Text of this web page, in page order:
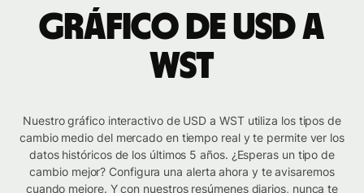
Gráfico de USD a
WST
Nuestro gráfico interactivo de USD a WST utiliza los tipos de
cambio medio del mercado en tiempo real y te permite ver los
datos históricos de los últimos 5 años. ¿Esperas un tipo de
cambio mejor? Configura una alerta ahora y te avisaremos
cuando mejore. Y con nuestros resúmenes diarios, nunca te